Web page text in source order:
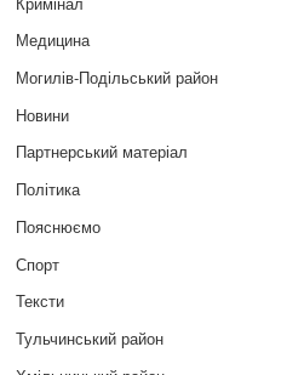
Медицина
Могилів-Подільський район
Новини
Партнерський матеріал
Політика
Пояснюємо
Спорт
Тексти
Тульчинський район